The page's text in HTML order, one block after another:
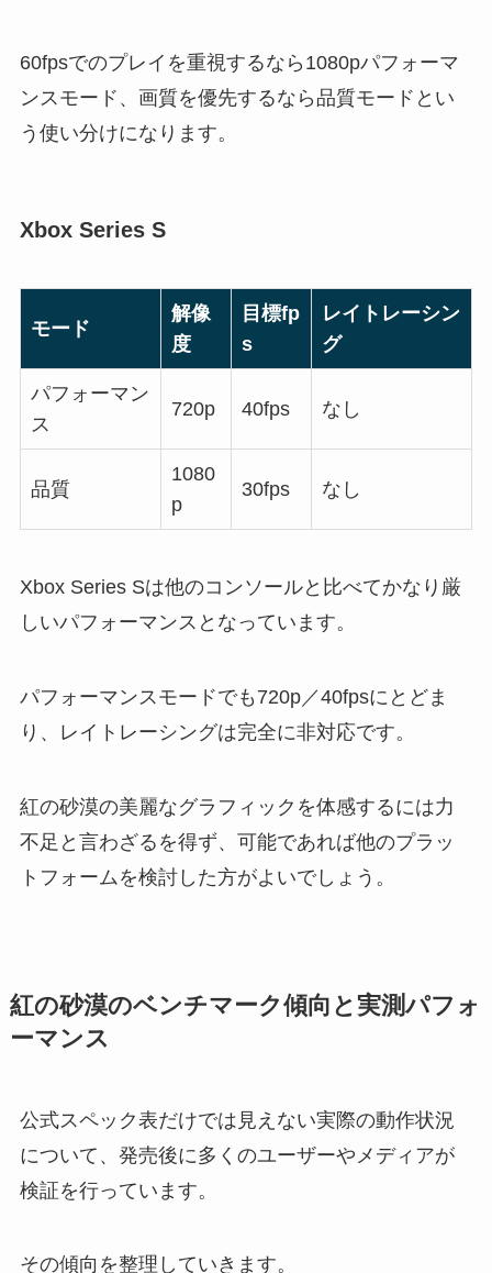
60fpsでのプレイを重視するなら1080pパフォーマ
ンスモード、画質を優先するなら品質モードとい
う使い分けになります。
Xbox Series S
モード
解像
度
目標fp
s
レイトレーシン
グ
パフォーマン
ス
720p 40fps なし
品質
1080
p
30fps なし
Xbox Series Sは他のコンソールと比べてかなり厳
しいパフォーマンスとなっています。
パフォーマンスモードでも720p／40fpsにとどま
り、レイトレーシングは完全に非対応です。
紅の砂漠の美麗なグラフィックを体感するには力
不足と言わざるを得ず、可能であれば他のプラッ
トフォームを検討した方がよいでしょう。
紅の砂漠のベンチマーク傾向と実測パフォ
ーマンス
公式スペック表だけでは見えない実際の動作状況
について、発売後に多くのユーザーやメディアが
検証を行っています。
その傾向を整理していきます。